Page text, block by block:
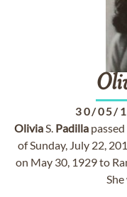
30/05/
OliviaS. Padilla
of Sunday, July 22,
on May 30, 1929 to